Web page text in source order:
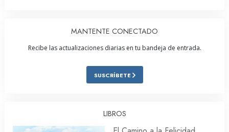
MANTENTE CONECTADO
Recibe las actualizaciones diarias en tu bandeja de entrada.
SUSCRÍBETE
LIBROS